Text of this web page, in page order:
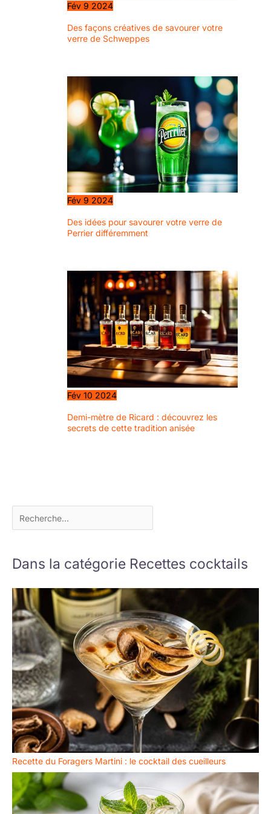
nettoyage, un étui
de transport en toile
tracas de 18 mois et
notre service client
convivial à vie.
Fév 9 2024
Des façons créatives de savourer votre
verre de Schweppes
Fév 9 2024
Des idées pour savourer votre verre de
Perrier différemment
Fév 10 2024
Demi-mètre de Ricard : découvrez les
secrets de cette tradition anisée
Dans la catégorie Recettes cocktails
Recette du Foragers Martini : le cocktail des cueilleurs